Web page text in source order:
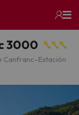
3000
Canfranc-Estación